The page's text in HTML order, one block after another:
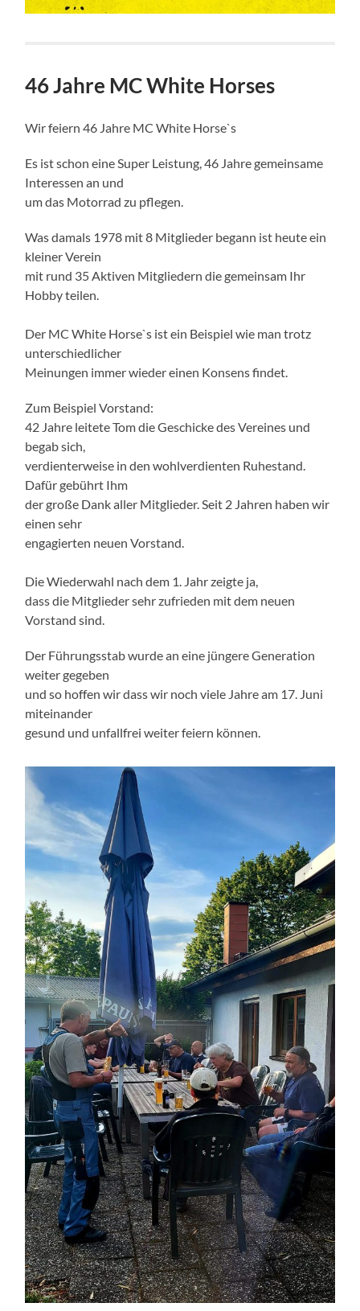
46 Jahre MC White Horses
Wir feiern 46 Jahre MC White Horse`s
Es ist schon eine Super Leistung, 46 Jahre gemeinsame
Interessen an und
um das Motorrad zu pflegen.
Was damals 1978 mit 8 Mitglieder begann ist heute ein
kleiner Verein
mit rund 35 Aktiven Mitgliedern die gemeinsam Ihr
Hobby teilen.
Der MC White Horse`s ist ein Beispiel wie man trotz
unterschiedlicher
Meinungen immer wieder einen Konsens findet.
Zum Beispiel Vorstand:
42 Jahre leitete Tom die Geschicke des Vereines und
begab sich,
verdienterweise in den wohlverdienten Ruhestand.
Dafür gebührt Ihm
der große Dank aller Mitglieder. Seit 2 Jahren haben wir
einen sehr
engagierten neuen Vorstand.
Die Wiederwahl nach dem 1. Jahr zeigte ja,
dass die Mitglieder sehr zufrieden mit dem neuen
Vorstand sind.
Der Führungsstab wurde an eine jüngere Generation
weiter gegeben
und so hoffen wir dass wir noch viele Jahre am 17. Juni
miteinander
gesund und unfallfrei weiter feiern können.